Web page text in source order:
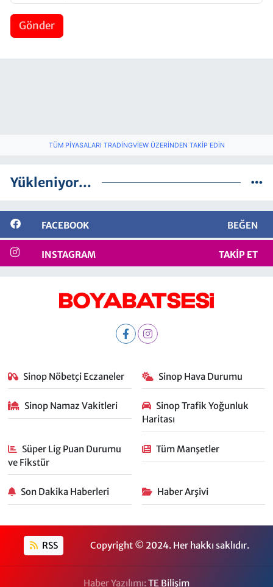
Gönder
TÜM PIYASALARI TRADINGVIEW ÜZERINDEN TAKIP EDIN
Yükleniyor...
FACEBOOK BEĞEN
INSTAGRAM TAKIP ET
Sinop Nöbetçi Eczaneler Sinop Hava Durumu
Sinop Namaz Vakitleri
Sinop Trafik Yoğunluk
Haritası
Süper Lig Puan Durumu
ve Fikstür
Tüm Manşetler
Son Dakika Haberleri Haber Arşivi
RSS Copyright © 2024. Her hakkı saklıdır.
Haber Yazılımı:TE Bilişim